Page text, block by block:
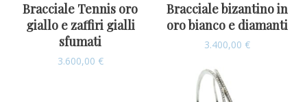
Bracciale Tennis oro
giallo e zaffiri gialli
sfumati
3.600,00 €
Bracciale bizantino in
oro bianco e diamanti
3.400,00 €